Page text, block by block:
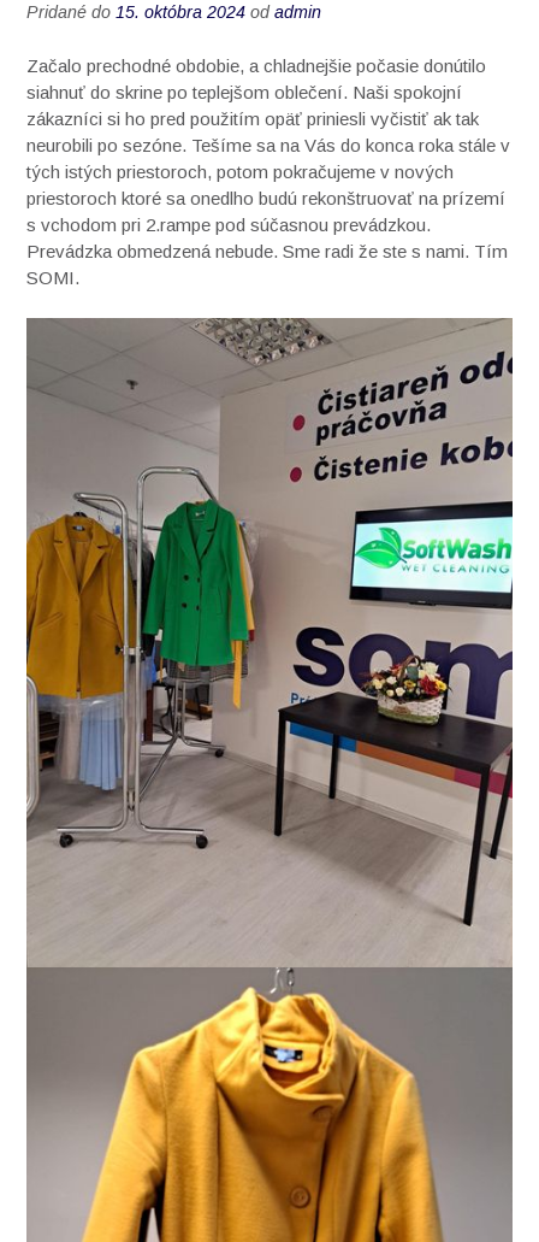
Pridané do 15. októbra 2024 odadmin
Začalo prechodné obdobie, a chladnejšie počasie donútilo
siahnuť do skrine po teplejšom oblečení. Naši spokojní
zákazníci si ho pred použitím opäť priniesli vyčistiť ak tak
neurobili po sezóne. Tešíme sa na Vás do konca roka stále v
tých istých priestoroch, potom pokračujeme v nových
priestoroch ktoré sa onedlho budú rekonštruovať na prízemí
s vchodom pri 2.rampe pod súčasnou prevádzkou.
Prevádzka obmedzená nebude. Sme radi že ste s nami. Tím
SOMI.